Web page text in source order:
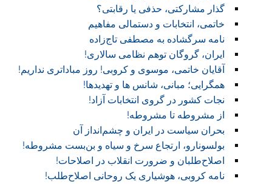
گذار مشارکتی، حذفی یا رقابتی؟
خاتمی، انتخابات و دستمالی مفاهیم
نامه سرگشاده به مصطفی تاج‌زاده
ایران، گروگان توهم نظامی سالاری!
آقایان خاتمی، موسوی و کروبی! روز مباداتری نداریم!‏
همگرایی؛ مبانی، شانس ها و تهدیدها!
نجات کشور در گروی انتخابات آزاد!
از مشروطه تا مشروطه!
بحران سیاست در ایران و چشم‌انداز آن
بولسونارو، ارتجاع سرخ و سیاه و بن‌بست مشروطه!
اصلاح‌طلبان و ضرورت انقلاب در اصلاحات!
نامه کروبی، هوشیاری یک روحانی اصلاح‌طلب!